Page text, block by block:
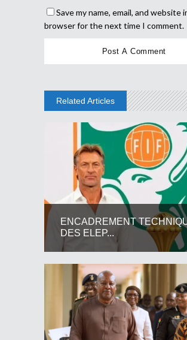
Save my name, email, and website
browser for the next time I comment.
Related Articles
ENCADREMENT
DES ELEP...